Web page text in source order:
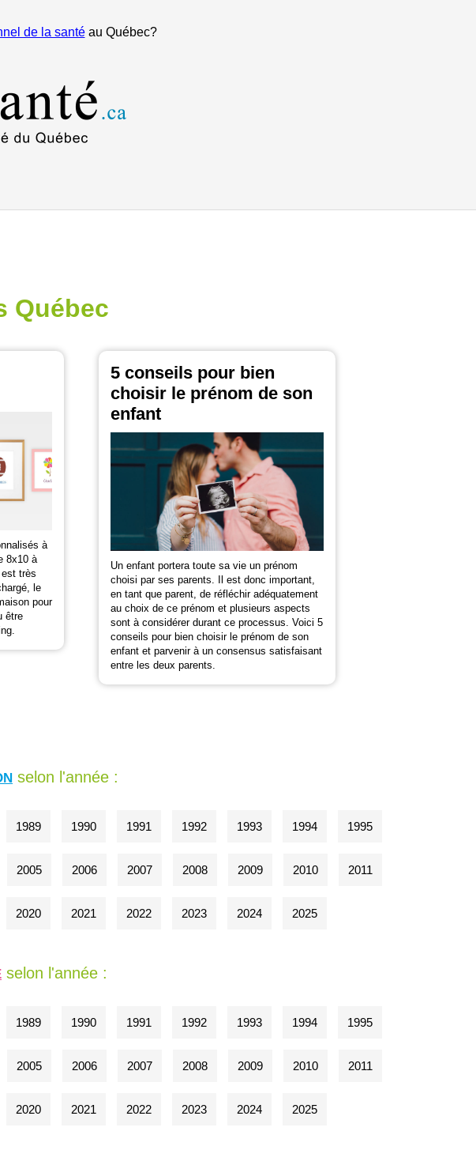
de la santéau Québec?
Québec
à
8x10 à
très
le
pour
être
5 conseils pour bien
choisir le prénom de son
enfant
Un enfant portera toute sa vie un prénom
choisi par ses parents. Il est donc important,
en tant que parent, de réfléchir adéquatement
au choix de ce prénom et plusieurs aspects
sont à considérer durant ce processus. Voici 5
conseils pour bien choisir le prénom de son
enfant et parvenir à un consensus satisfaisant
entre les deux parents.
selon l'année :
1989 1990 1991 1992 1993 1994 1995
2005 2006 2007 2008 2009 2010 2011
2020 2021 2022 2023 2024 2025
selon l'année :
1989 1990 1991 1992 1993 1994 1995
2005 2006 2007 2008 2009 2010 2011
2020 2021 2022 2023 2024 2025